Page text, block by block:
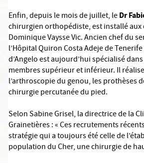
Enfin, depuis le mois de juillet, leDr
chirurgien orthopédiste, est installé aux
Dominique Vaysse Vic. Ancien chef du
l’Hôpital Quiron Costa Adeje de
d’Angelo est aujourd’hui spécialisé
membres supérieur et inférieur. Il
l’arthroscopie du genou, les prothèses
chirurgie percutanée du pied.
Selon Sabine Grisel, la directrice de la
Grainetières : « Ces recrutements
stratégie qui a toujours été celle de
population du Cher, une chirurgie de